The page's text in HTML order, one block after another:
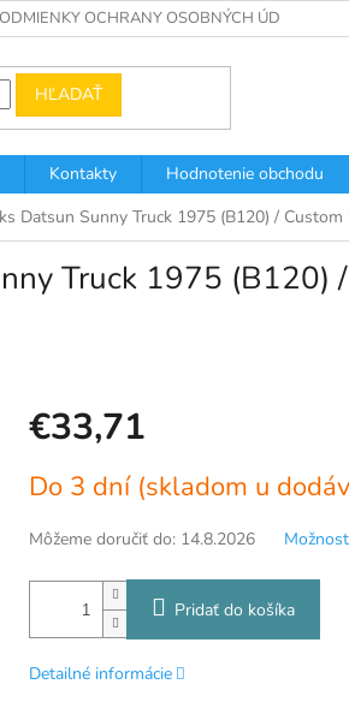
OCHRANY OSOBNÝCH ÚDAJOV
HĽADAŤ
Kontakty
Hodnotenie obchodu
Datsun Sunny Truck 1975 (B120) / Custom
Truck 1975 (B120)
€33,71
cena:
Do 3 dní (skladom u
Môžeme doručiť do: 14.8.2026
Pridať do košíka
Detailné informácie